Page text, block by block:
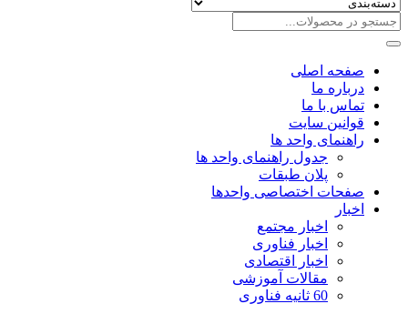
صفحه اصلی
درباره ما
تماس با ما
قوانین سایت
راهنمای واحد ها
جدول راهنمای واحد ها
پلان طبقات
صفحات اختصاصی واحدها
اخبار
اخبار مجتمع
اخبار فناوری
اخبار اقتصادی
مقالات آموزشی
60 ثانیه فناوری